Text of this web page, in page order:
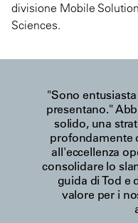
divisione Mobile
Sciences.
"Sono
presentano."
solido, una
profondamente
all'eccellenza
consolidare lo
guida di Tod e
valore per i